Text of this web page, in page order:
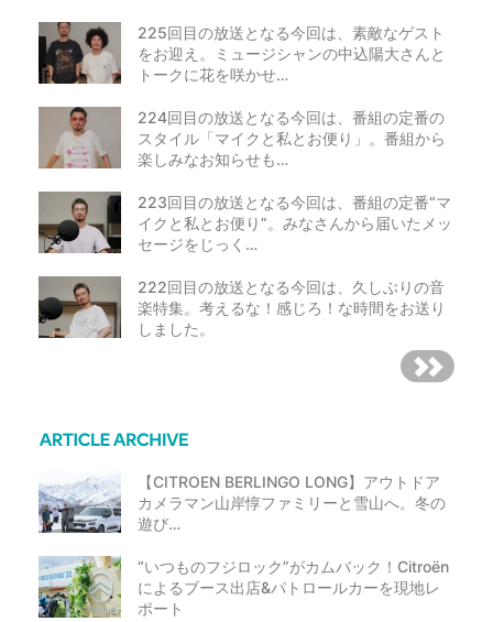
225回目の放送となる今回は、素敵なゲスト
をお迎え。ミュージシャンの中込陽大さんと
トークに花を咲かせ…
224回目の放送となる今回は、番組の定番の
スタイル「マイクと私とお便り」。番組から
楽しみなお知らせも…
223回目の放送となる今回は、番組の定番“マ
イクと私とお便り”。みなさんから届いたメッ
セージをじっく…
222回目の放送となる今回は、久しぶりの音
楽特集。考えるな！感じろ！な時間をお送り
しました。
【CITROEN BERLINGO LONG】アウトドア
カメラマン山岸惇ファミリーと雪山へ。冬の
遊び…
“いつものフジロック”がカムバック！Citroën
によるブース出店&パトロールカーを現地レ
ポート